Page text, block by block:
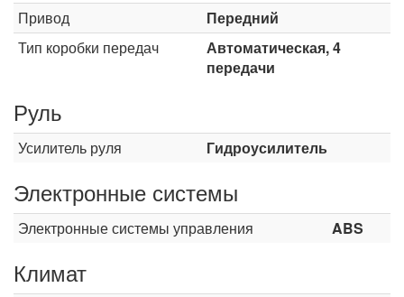
Привод
Передний
Тип коробки передач
Автоматическая, 4
передачи
Руль
Усилитель руля Гидроусилитель
Электронные системы
Электронные системы управления ABS
Климат